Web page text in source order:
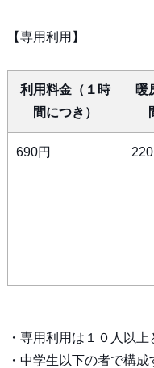
【専用利用】
利用料金（１時
間につき）
暖
690円
・専用利用は１０人以上
・中学生以下の者で構